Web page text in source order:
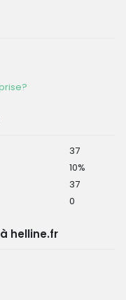
37
10%
37
0
helline.fr